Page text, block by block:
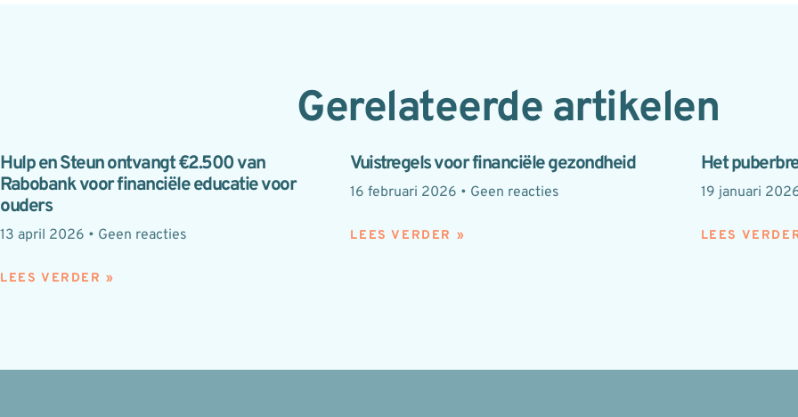
Gerelateerde artikelen
Hulp en Steun ontvangt €2.500 van
Rabobank voor financiële educatie voor
ouders
13 april 2026 Geen reacties
LEES VERDER »
Vuistregels voor financiële gezondheid
16 februari 2026 Geen reacties
LEES VERDER »
Het
19 januari
LEES